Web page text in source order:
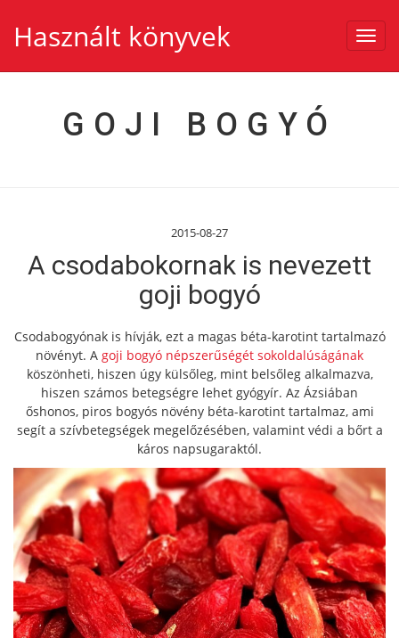
Használt könyvek
GOJI BOGYÓ
2015-08-27
A csodabokornak is nevezett
goji bogyó
Csodabogyónak is hívják, ezt a magas béta-karotint tartalmazó
növényt. A goji bogyó népszerűségét sokoldalúságának
köszönheti, hiszen úgy külsőleg, mint belsőleg alkalmazva,
hiszen számos betegségre lehet gyógyír. Az Ázsiában
őshonos, piros bogyós növény béta-karotint tartalmaz, ami
segít a szívbetegségek megelőzésében, valamint védi a bőrt a
káros napsugaraktól.